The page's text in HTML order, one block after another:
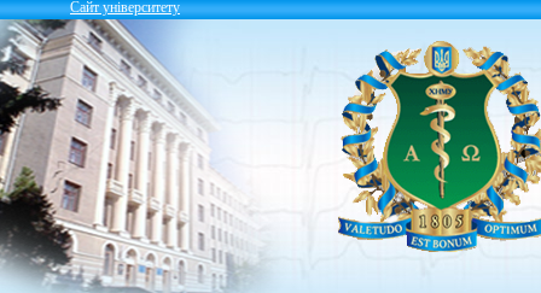
Сайт університету